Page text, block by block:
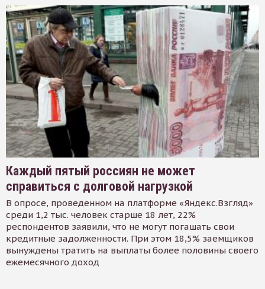
Каждый пятый россиян не может
справиться с долговой нагрузкой
В опросе, проведенном на платформе «Яндекс.Взгляд»
среди 1,2 тыс. человек старше 18 лет, 22%
респондентов заявили, что не могут погашать свои
кредитные задолженности. При этом 18,5% заемщиков
вынуждены тратить на выплаты более половины своего
ежемесячного доход